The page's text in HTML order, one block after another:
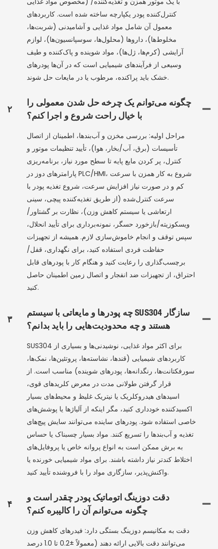
کنترل‌کننده پودر یکپارچه ساخته شده است. کاربردهای
معمول آن شامل مواد غذایی و آشامیدنی (شربت‌ها،
مخلوط‌ها)، داروها (محلول‌ها، سوسپانسیون‌ها)، لوازم
آرایشی (کرم‌ها، ژل‌ها)، مواد شوینده و پاک‌کننده و طیف
وسیعی از فرآیندهای شیمیایی است که در آن‌ها پودرهای
خشک باید پراکنده، مرطوب یا در مایعات حل شوند.
۲
چگونه می‌توانم یک چرخه حل شدن معمولی را
با خیال راحت شروع و اجرا کنم؟
مراحل اولیه: بررسی مخزن و آب‌بندها، اطمینان از اتصال
تأسیسات (برق، آب/بخار، هوا)، تأیید تنظیمات موتور و
کنترل، پر کردن مایع پایه تا سطح مورد نیاز، برنامه‌ریزی
پارامترهای دوز در PLC/HMI، شروع به کار همزن با سرعت
کم و در صورت نیاز افزایش سرعت، شروع تغذیه پودر با
سرعت کنترل‌شده (از طریق تغذیه‌کننده پیچی، سینی
ارتعاشی یا سیستم کاهش وزن)، نظارت بر گشتاور/
ویسکوزیته/بازخورد حسگر، نمونه‌برداری برای تأیید انحلال،
سپس توقف و انجام خاموش‌سازی لازم. همیشه از تجهیزات
حفاظت فردی استفاده کنید، برای نگهداری، قفل/
برچسب‌گذاری را رعایت کنید و هنگام کار با پودرهای قابل
احتراق، از تجهیزات ضد انفجار و اتصال زمین اطمینان حاصل
کنید.
۳
چه پودرها و مایعاتی با سیستم SUS304 سازگار
هستند و چه محدودیت‌هایی را باید بدانم؟
SUS304 برای اکثر مواد غذایی، نوشیدنی‌ها و بسیاری از
کاربردهای شیمیایی (قندها، نشاسته‌ها، پروتئین‌ها، نمک‌ها،
سورفکتانت‌ها، رنگدانه‌ها، پودرهای شوینده) مناسب است. از
قرار گرفتن طولانی مدت در معرض کلریدهای قوی،
اسیدهای هیدروکلریک یا نیتریک غلیظ و محیط‌های بسیار
اکسیدکننده خودداری کنید، مگر اینکه از آلیاژها یا پوشش‌های
خاصی استفاده شود. پودرهای ساینده می‌توانند سایش پیچ‌های
تغذیه و آب‌بندها را تسریع کنند. مواد بسیار چسبناک یا حساس
به برش ممکن است به انواع پروانه خاص یا پروفایل‌های
اختلاط کندتر نیاز داشته باشند. برای مواد شیمیایی خورنده یا
واکنش‌پذیر، سازگاری مواد را با فروشنده تأیید کنید.
۴
دقت دوزینگ اتوماتیک پودر چقدر است و
چگونه می‌توانم آن را کالیبره کنم؟
دقت به مکانیسم دوزینگ بستگی دارد: فیدرهای کاهش وزن
می‌توانند دقت بالایی ارائه دهند (معمولاً ±0.2 تا 1.0 درصد